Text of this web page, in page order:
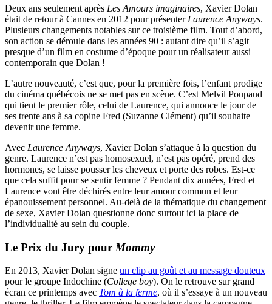
Deux ans seulement après Les Amours imaginaires, Xavier Dolan
était de retour à Cannes en 2012 pour présenter Laurence Anyways.
Plusieurs changements notables sur ce troisième film. Tout d’abord,
son action se déroule dans les années 90 : autant dire qu’il s’agit
presque d’un film en costume d’époque pour un réalisateur aussi
contemporain que Dolan !
L’autre nouveauté, c’est que, pour la première fois, l’enfant prodige
du cinéma québécois ne se met pas en scène. C’est Melvil Poupaud
qui tient le premier rôle, celui de Laurence, qui annonce le jour de
ses trente ans à sa copine Fred (Suzanne Clément) qu’il souhaite
devenir une femme.
Avec Laurence Anyways, Xavier Dolan s’attaque à la question du
genre. Laurence n’est pas homosexuel, n’est pas opéré, prend des
hormones, se laisse pousser les cheveux et porte des robes. Est-ce
que cela suffit pour se sentir femme ? Pendant dix années, Fred et
Laurence vont être déchirés entre leur amour commun et leur
épanouissement personnel. Au-delà de la thématique du changement
de sexe, Xavier Dolan questionne donc surtout ici la place de
l’individualité au sein du couple.
Le Prix du Jury pour Mommy
En 2013, Xavier Dolan signe un clip au goût et au message douteux
pour le groupe Indochine (College boy). On le retrouve sur grand
écran ce printemps avec Tom à la ferme, où il s’essaye à un nouveau